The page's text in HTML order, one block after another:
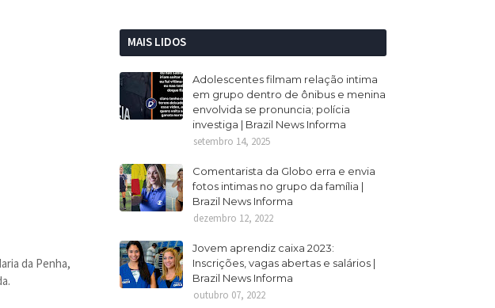
da Penha,
MAIS LIDOS
Adolescentes filmam relação intima
em grupo dentro de ônibus e menina
envolvida se pronuncia; polícia
investiga | Brazil News Informa
setembro 14, 2025
Comentarista da Globo erra e envia
fotos intimas no grupo da família |
Brazil News Informa
dezembro 12, 2022
Jovem aprendiz caixa 2023:
Inscrições, vagas abertas e salários |
Brazil News Informa
outubro 07, 2022